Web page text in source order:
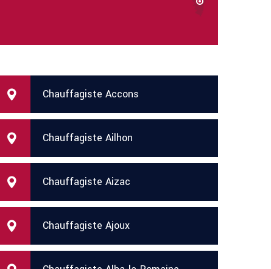
Chauffagiste Accons
Chauffagiste Ailhon
Chauffagiste Aizac
Chauffagiste Ajoux